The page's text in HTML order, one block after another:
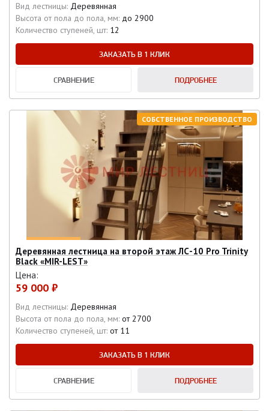
Вид лестницы: Деревянная
Высота от пола до пола, мм: до 2900
Количество ступеней, шт: 12
ЗАКАЗАТЬ В 1 КЛИК
СРАВНЕНИЕ ПОДРОБНЕЕ
СОБСТВЕННОЕ ПРОИЗВОДСТВО
Деревянная лестница на второй этаж ЛС-10 Pro Trinity
Black «MIR-LEST»
Цена:
59 000 ₽
Вид лестницы: Деревянная
Высота от пола до пола, мм: от 2700
Количество ступеней, шт: от 11
ЗАКАЗАТЬ В 1 КЛИК
СРАВНЕНИЕ ПОДРОБНЕЕ